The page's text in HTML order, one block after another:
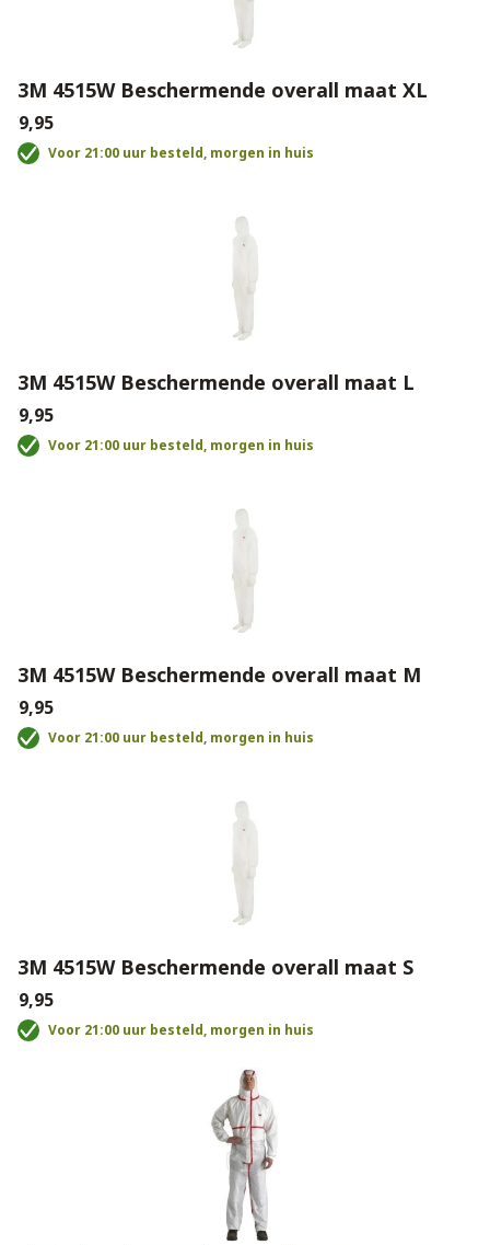
3M 4515W Beschermende overall maat XL
€9,95
Voor 21:00 uur besteld, morgen in huis
3M 4515W Beschermende overall maat L
€9,95
Voor 21:00 uur besteld, morgen in huis
3M 4515W Beschermende overall maat M
€9,95
Voor 21:00 uur besteld, morgen in huis
3M 4515W Beschermende overall maat S
€9,95
Voor 21:00 uur besteld, morgen in huis